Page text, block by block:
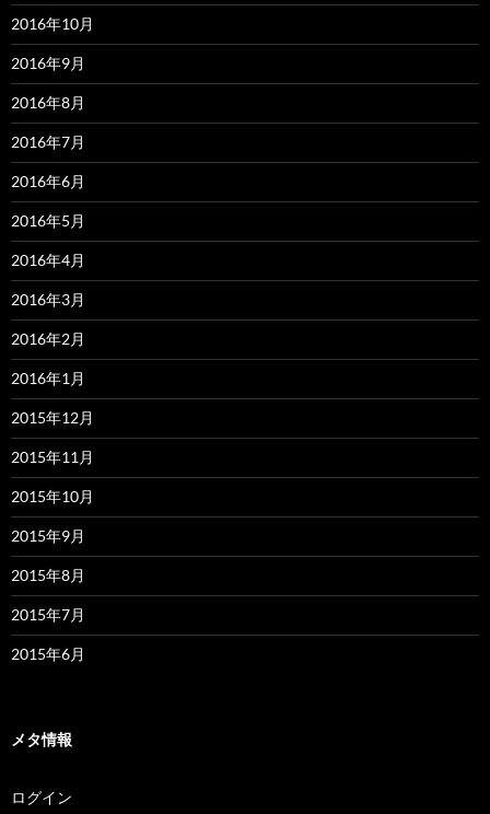
2016年10月
2016年9月
2016年8月
2016年7月
2016年6月
2016年5月
2016年4月
2016年3月
2016年2月
2016年1月
2015年12月
2015年11月
2015年10月
2015年9月
2015年8月
2015年7月
2015年6月
メタ情報
ログイン